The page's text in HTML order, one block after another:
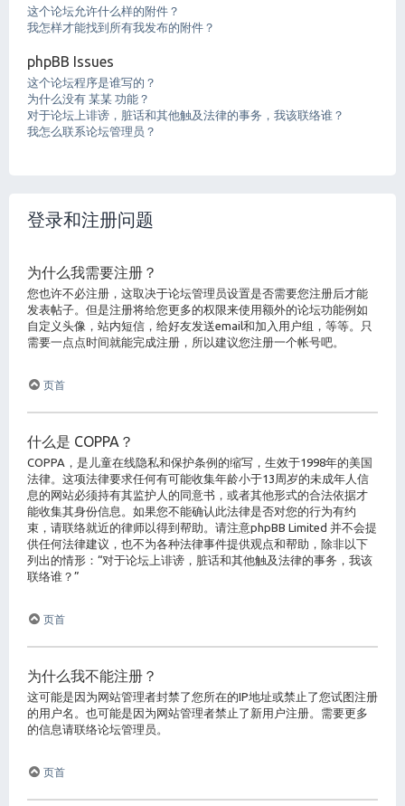
这个论坛允许什么样的附件？
我怎样才能找到所有我发布的附件？
phpBB Issues
这个论坛程序是谁写的？
为什么没有 某某 功能？
对于论坛上诽谤，脏话和其他触及法律的事务，我该联络谁？
我怎么联系论坛管理员？
登录和注册问题
为什么我需要注册？
您也许不必注册，这取决于论坛管理员设置是否需要您注册后才能
发表帖子。但是注册将给您更多的权限来使用额外的论坛功能例如
自定义头像，站内短信，给好友发送email和加入用户组，等等。只
需要一点点时间就能完成注册，所以建议您注册一个帐号吧。
页首
什么是 COPPA？
COPPA，是儿童在线隐私和保护条例的缩写，生效于1998年的美国
法律。这项法律要求任何有可能收集年龄小于13周岁的未成年人信
息的网站必须持有其监护人的同意书，或者其他形式的合法依据才
能收集其身份信息。如果您不能确认此法律是否对您的行为有约
束，请联络就近的律师以得到帮助。请注意phpBB Limited 并不会提
供任何法律建议，也不为各种法律事件提供观点和帮助，除非以下
列出的情形：“对于论坛上诽谤，脏话和其他触及法律的事务，我该
联络谁？”
页首
为什么我不能注册？
这可能是因为网站管理者封禁了您所在的IP地址或禁止了您试图注册
的用户名。也可能是因为网站管理者禁止了新用户注册。需要更多
的信息请联络论坛管理员。
页首